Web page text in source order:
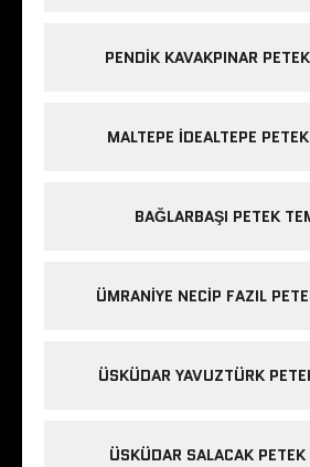
PENDIK KAVAKPINAR
MALTEPE IDEALTEPE
BAĞLARBAŞI PETEK
ÜMRANIYE NECIP FAZIL
ÜSKÜDAR YAVUZTÜRK
ÜSKÜDAR SALACAK